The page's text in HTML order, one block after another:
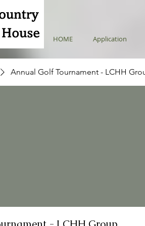
HOME Application
Annual Golf Tournament - LCHH